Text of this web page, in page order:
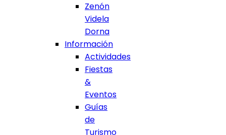
Zenón
Videla
Dorna
Información
Actividades
Fiestas
&
Eventos
Guías
de
Turismo